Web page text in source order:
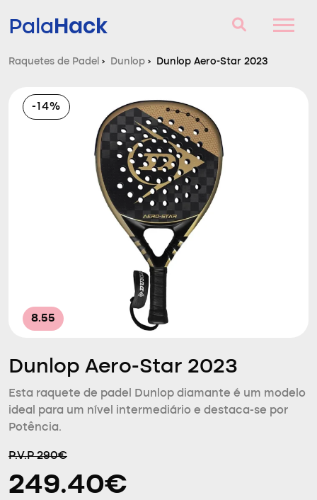
PalaHack
Perguntas e respostas
Comparador
Raquetes de Padel › Dunlop › Dunlop Aero-Star 2023
-14%
8.55
Dunlop Aero-Star 2023
Esta raquete de padel Dunlop diamante é um modelo
ideal para um nível intermediário e destaca-se por
Potência.
P.V.P 290€
249.40€